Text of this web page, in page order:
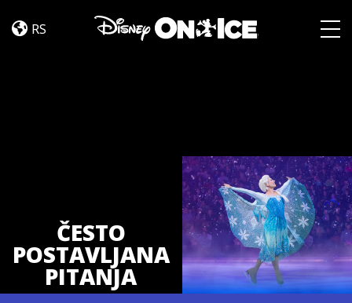
RS
ČESTO
POSTAVLJANA
PITANJA